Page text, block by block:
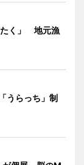
たく」 地元漁
うらっち」制